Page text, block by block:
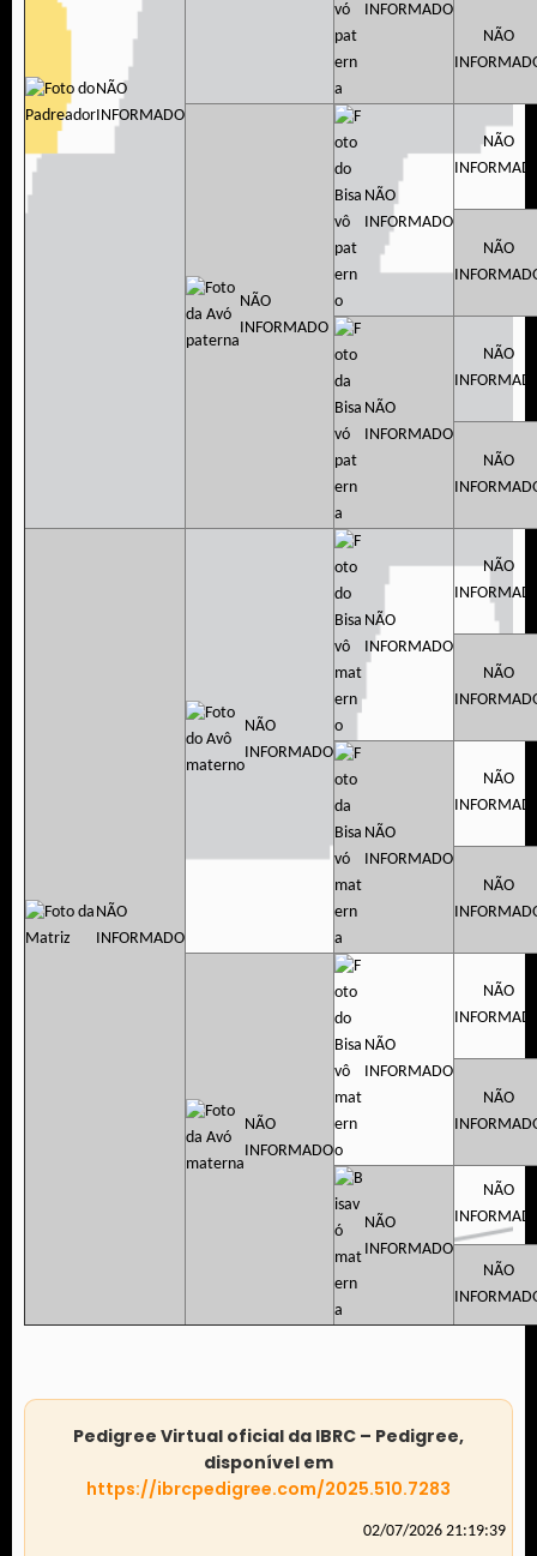
NÃO
INFORMADO
INFORMADO
NÃO
NÃO
INFORMADO
NÃO
INFORMADO
NÃO
NÃO
NÃO
INFORMADO
NÃO
NÃO
NÃO
INFORMADO
NÃO
INFORMADO
NÃO
INFORMADO
NÃO
NÃO
NÃO
INFORMADO
NÃO
NÃO
NÃO
INFORMADO
NÃO
INFORMADO
NÃO
NÃO
NÃO
INFORMADO
NÃO
NÃO
Pedigree Virtual oficial da IBRC – Pedigree,
disponível em
https://ibrcpedigree.com/2025.510.7283
02/07/2026 21:19:39